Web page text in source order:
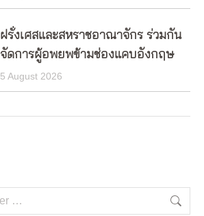
ฝรั่งเศสและสหราชอาณาจักร ร่วมกัน
จัดการผู้อพยพข้ามช่องแคบอังกฤษ
5 August 2026